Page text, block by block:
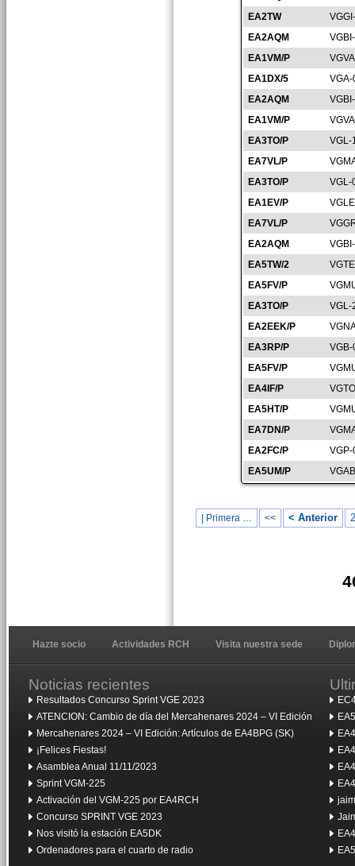
EA2TW
EA2AQM
EA1VM/P
EA1DX/5
EA2AQM
EA1VM/P
EA3TO/P
VGL-
EA7VL/P
EA3TO/P
VGL-
EA1EV/P
EA7VL/P
EA2AQM
EA5TW/2
EA5FV/P
EA3TO/P
VGL-
EA2EEK/P
EA3RP/P
EA5FV/P
EA4IF/P
EA5HT/P
EA7DN/P
EA2FC/P
EA5UM/P
| Primera … << < Anterior
Hazte socio Actividades RCH Visita nuestra sede
Noticias recientes
Resultados Concurso Sprint VGE 2023
ATENCION: Cambio de día del Mercahenares 2024 – VI Edición
Mercahenares 2024 – VI Edición: Artículos de EA4BPG (SK)
¡Felices Fiestas!
Asamblea Anual 11/11/2023
Sprint VGM-225
Activación del VGM-225 por EA4RCH
Concurso SPRINT VGE 2023
Nos visitó la estación EA5DK
Ordenadores para el cuarto de radio